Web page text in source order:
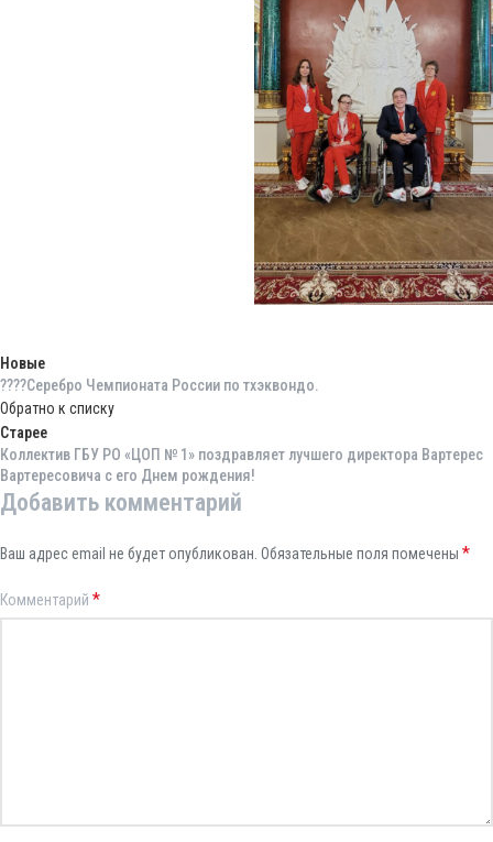
Новые
????Серебро Чемпионата России по тхэквондо.
Обратно к списку
Старее
Коллектив ГБУ РО «ЦОП № 1» поздравляет лучшего директора Вартерес
Вартересовича с его Днем рождения!
Добавить комментарий
Ваш адрес email не будет опубликован. Обязательные поля помечены *
Комментарий *